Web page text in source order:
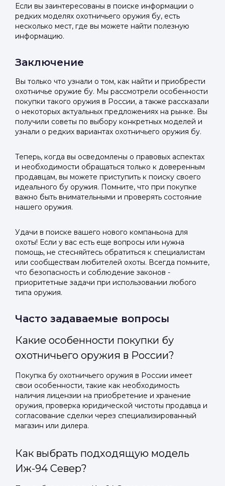
Если вы заинтересованы в поиске информации о
редких моделях охотничьего оружия бу, есть
несколько мест, где вы можете найти полезную
информацию.
Заключение
Вы только что узнали о том, как найти и приобрести
охотничье оружие бу. Мы рассмотрели особенности
покупки такого оружия в России, а также рассказали
о некоторых актуальных предложениях на рынке. Вы
получили советы по выбору конкретных моделей и
узнали о редких вариантах охотничьего оружия бу.
Теперь, когда вы осведомлены о правовых аспектах
и необходимости обращаться только к доверенным
продавцам, вы можете приступить к поиску своего
идеального бу оружия. Помните, что при покупке
важно быть внимательными и проверять состояние
нашего оружия.
Удачи в поиске вашего нового компаньона для
охоты! Если у вас есть еще вопросы или нужна
помощь, не стесняйтесь обратиться к специалистам
или сообществам любителей охоты. Всегда помните,
что безопасность и соблюдение законов -
приоритетные задачи при использовании любого
типа оружия.
Часто задаваемые вопросы
Какие особенности покупки бу
охотничьего оружия в России?
Покупка бу охотничьего оружия в России имеет
свои особенности, такие как необходимость
наличия лицензии на приобретение и хранение
оружия, проверка юридической чистоты продавца и
согласование сделки через специализированный
магазин или дилера.
Как выбрать подходящую модель
Иж-94 Север?